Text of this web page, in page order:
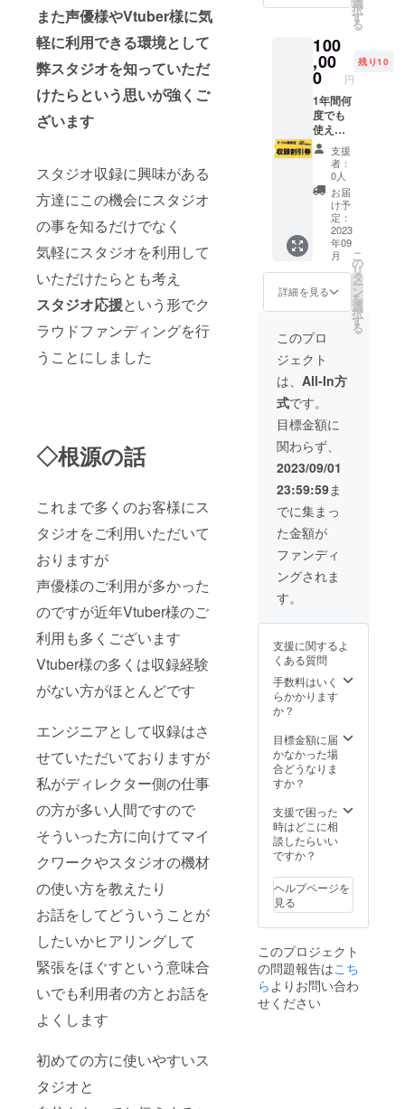
また声優様やVtuber様に気
軽に利用できる環境として
弊スタジオを知っていただ
けたらという思いが強くご
ざいます
スタジオ収録に興味がある
方達にこの機会にスタジオ
の事を知るだけでなく
気軽にスタジオを利用して
いただけたらとも考え
スタジオ応援という形でク
ラウドファンディングを行
うことにしました
◇根源の話
これまで多くのお客様にス
タジオをご利用いただいて
おりますが
声優様のご利用が多かった
のですが近年Vtuber様のご
利用も多くございます
Vtuber様の多くは収録経験
がない方がほとんどです
エンジニアとして収録はさ
せていただいておりますが
私がディレクター側の仕事
の方が多い人間ですので
そういった方に向けてマイ
クワークやスタジオの機材
の使い方を教えたり
お話をしてどういうことが
したいかヒアリングして
緊張をほぐすという意味合
いでも利用者の方とお話を
よくします
初めての方に使いやすいス
タジオと
す ※ご
予約を
される
ご本人
様のみ
ご利用
頂けま
す ※ク
ラウド
ファン
ディン
グ終了
後1年間
有効で
す ※ご
利用の
際はご
予約時
の旨を
伝え下
さい ※
サービ
ス、及
び割引
チケッ
ト等と
てのご
利用は
出来ま
せん ※
予約で
既に満
席の場
ない可
能性が
ござい
ます ご
利用方
法の確
時にご
入力頂
いた個
ご本人
様確認
が取れ
ました
用頂け
ます。
ご利用
はクラ
ファン
ティン
グ締め
切り後
額に
沿って
時間延
長がで
きま
す。 ク
ラウド
ファン
ティン
グ締め
切り
後、ご
連絡を
いたし
ます。
内容は
以下の
通り ・
～22時
までの
中でご
予約可
能な日
時をお
選びく
ださい
（営業
短縮の
場合は
それに
合わせ
た営業
時間）
・スタ
ジオ利
用を4時
必要は
せん。
4.5時間
収録の
際に4時
を使う
ことも
できま
される
ご本人
様のみ
ご利用
す ※ク
ラウド
ファン
ディン
後1年間
有効で
す ※ご
利用の
際はご
です。
ドファ
ンティ
ング締
め切り
後、ご
連絡を
いたし
ます。
内容は
以下の
通り ・
営業時
間10時
～22時
までの
中でご
予約可
能な日
時をお
選びく
ださい
（営業
短縮の
場合は
それに
合わせ
た営業
時間）
※ご予約
をされ
るご本
人様の
みご利
用頂け
ます ※
クラウ
ドファ
ンディ
間有効
ご利用
の際は
ご予約
時に割
引券使
を必ず
お伝え
下さい
※他の
ス、及
び割引
チケッ
ト等と
てのご
利用は
出来ま
せん ※
既に満
席の場
合ご利
用頂け
ない可
択
す
る
100
,00
0 円
残り10
1年間何
度でも
使える
演者様
限定
5000円
割引券
おひと
り様1年
何回で
も使え
ます。
複数名
での使
用も可
能で
す。 ク
ラウド
ファン
ティン
グ締め
切り
後、ご
連絡を
いたし
ます。
内容は
以下の
通り ・
営業時
間10時
～22時
までの
中でご
時をお
ださい
（営業
短縮の
場合は
それに
た営業
時間）
※ご予約
をされ
人様の
みご利
用頂け
ます ※
ドファ
ンディ
ング終
了後1年
です ※
ご利用
の際は
ご予約
時に割
支援
者：
0人
お届
け予
定：
2023
年09
月
詳細を見る
こ
の
リ
タ
ー
ン
を
選
択
す
る
このプロ
ジェクト
は、 All-In方
式です。
目標金額に
関わらず、
2023/09/01
23:59:59ま
でに集まっ
た金額が
ファンディ
ングされま
す。
支援に関するよ
くある質問
手数料はいく
らかかります
か？
目標金額に届
かなかった場
合どうなりま
すか？
支援で困った
時はどこに相
談したらいい
ですか？
ヘルプページを
見る
このプロジェクト
の問題報告はこち
ら よりお問い合わ
せください